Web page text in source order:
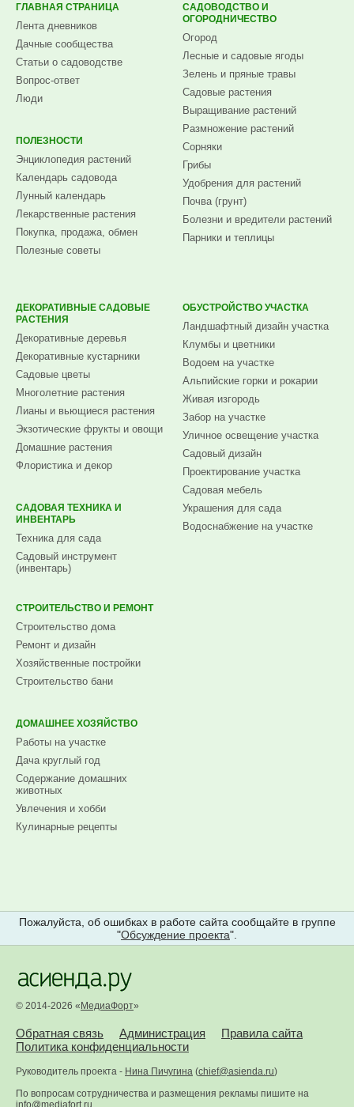
ГЛАВНАЯ СТРАНИЦА
Лента дневников
Дачные сообщества
Статьи о садоводстве
Вопрос-ответ
Люди
ПОЛЕЗНОСТИ
Энциклопедия растений
Календарь садовода
Лунный календарь
Лекарственные растения
Покупка, продажа, обмен
Полезные советы
САДОВОДСТВО И
ОГОРОДНИЧЕСТВО
Огород
Лесные и садовые ягоды
Зелень и пряные травы
Садовые растения
Выращивание растений
Размножение растений
Сорняки
Грибы
Удобрения для растений
Почва (грунт)
Болезни и вредители растений
Парники и теплицы
ДЕКОРАТИВНЫЕ САДОВЫЕ
РАСТЕНИЯ
Декоративные деревья
Декоративные кустарники
Садовые цветы
Многолетние растения
Лианы и вьющиеся растения
Экзотические фрукты и овощи
Домашние растения
Флористика и декор
САДОВАЯ ТЕХНИКА И
ИНВЕНТАРЬ
Техника для сада
Садовый инструмент
(инвентарь)
ОБУСТРОЙСТВО УЧАСТКА
Ландшафтный дизайн участка
Клумбы и цветники
Водоем на участке
Альпийские горки и рокарии
Живая изгородь
Забор на участке
Уличное освещение участка
Садовый дизайн
Проектирование участка
Садовая мебель
Украшения для сада
Водоснабжение на участке
СТРОИТЕЛЬСТВО И РЕМОНТ
Строительство дома
Ремонт и дизайн
Хозяйственные постройки
Строительство бани
ДОМАШНЕЕ ХОЗЯЙСТВО
Работы на участке
Дача круглый год
Содержание домашних
животных
Увлечения и хобби
Кулинарные рецепты
Пожалуйста, об ошибках в работе сайта сообщайте в группе
"Обсуждение проекта".
© 2014-2026 «МедиаФорт»
Обратная связь Администрация
Правила сайта
Политика конфиденциальности
Руководитель проекта - Нина Пичугина (chief@asienda.ru)
По вопросам сотрудничества и размещения рекламы пишите на
info@mediafort.ru